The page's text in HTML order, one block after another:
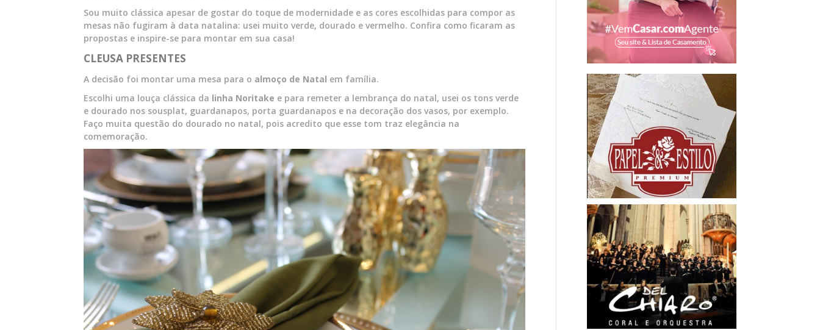
Sou muito clássica apesar de gostar do toque de modernidade e as cores escolhidas para compor as
mesas não fugiram à data natalina: usei muito verde, dourado e vermelho. Confira como ficaram as
propostas e inspire-se para montar em sua casa!
CLEUSA PRESENTES
A decisão foi montar uma mesa para o almoço de Natal em família.
Escolhi uma louça clássica da linha Noritake e para remeter a lembrança do natal, usei os tons verde
e dourado nos sousplat, guardanapos, porta guardanapos e na decoração dos vasos, por exemplo.
Faço muita questão do dourado no natal, pois acredito que esse tom traz elegância na
comemoração.